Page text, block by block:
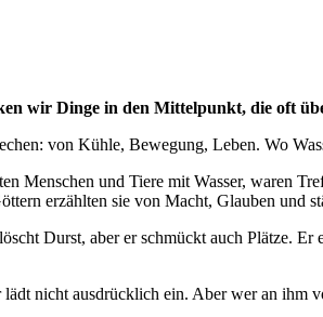
wir Dinge in den Mittelpunkt, die oft
von Kühle, Bewegung, Leben. Wo
Menschen und Tiere mit Wasser, waren
erzählten sie von Macht, Glauben und
Durst, aber er schmückt auch Plätze.
nicht ausdrücklich ein. Aber wer an ihm